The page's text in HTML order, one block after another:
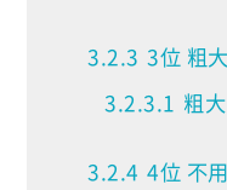
3.2.3 3位 粗
3.2.3.1 粗
3.2.4 4位 不